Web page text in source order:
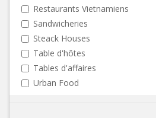
Restaurants Vietnamiens
Sandwicheries
Steack Houses
Table d'hôtes
Tables d'affaires
Urban Food